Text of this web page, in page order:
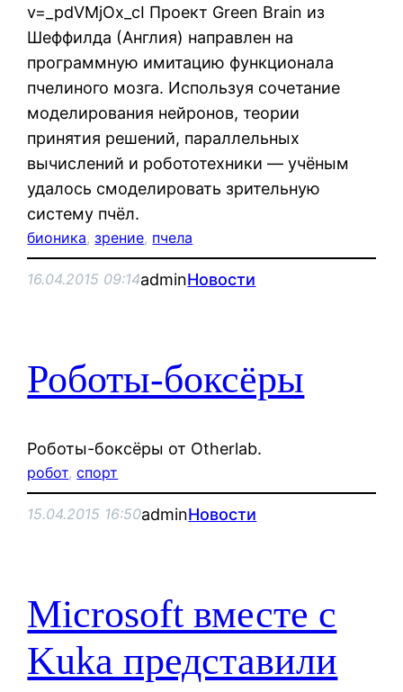
v=_pdVMjOx_cI Проект Green Brain из
Шеффилда (Англия) направлен на
программную имитацию функционала
пчелиного мозга. Используя сочетание
моделирования нейронов, теории
принятия решений, параллельных
вычислений и робототехники — учёным
удалось смоделировать зрительную
систему пчёл.
бионика, зрение, пчела
16.04.2015 09:14adminНовости
Роботы-боксёры
Роботы-боксёры от Otherlab.
робот, спорт
15.04.2015 16:50adminНовости
Microsoft вместе с
Kuka представили